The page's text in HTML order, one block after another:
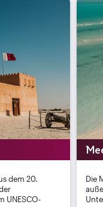
dem 20.
UNESCO-
Die